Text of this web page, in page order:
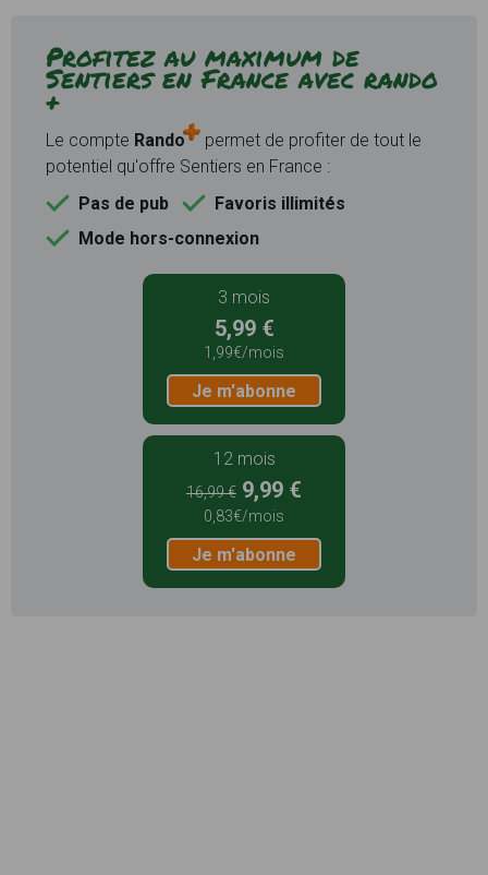
Profitez au maximum de
Sentiers en France avec rando
+
Le compte Rando
permet de profiter de tout le
potentiel qu'offre Sentiers en France :
Pas de pub
Favoris illimités
Mode hors-connexion
3 mois
5,99 €
1,99€/mois
Je m'abonne
12 mois
16,99 € 9,99 €
0,83€/mois
Je m'abonne